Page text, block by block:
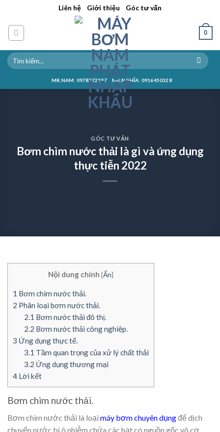
content
Liên hệ Giới thiệu Góc tư vấn
0
MR.NAM: 0978272297 MR.NGHĨA: 0916450328
GÓC TƯ VẤN
Bơm chìm nước thải là gì và ứng dụng
thực tiễn 2022
Nội dung chính [Ẩn]
1 Bơm chìm nước thải.
2 Phân loại bơm nước thải.
2.1 Bơm nước thải đô thị.
2.2 Bơm nước thải công nghiệp.
3 Ứng dụng thực tế.
3.1 Tầm quan trọng của xử lý chất thải
3.2 Ứng dụng thương mại
4 Lời kết
Bơm chìm nước thải.
Bơm chìm nước thải là loại máy bơm chuyên dụngđể dịch
chuyển nước bị ô nhiễm chứa các hạt có nguồn gốc vô cơ,